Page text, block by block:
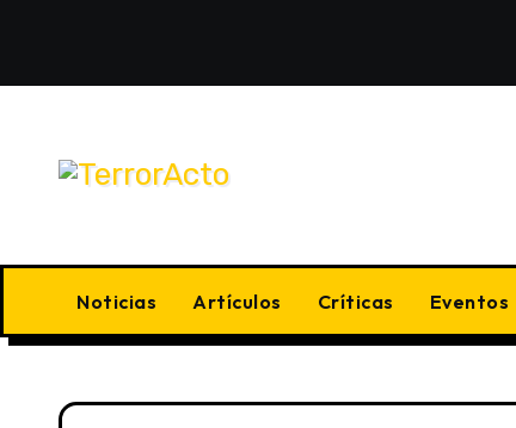
contenido
Noticias Artículos Críticas Eventos